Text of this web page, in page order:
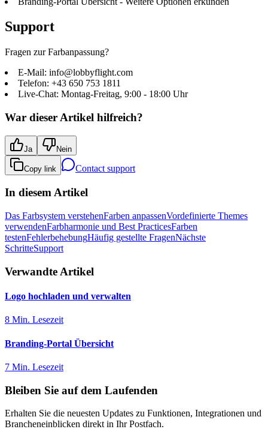
Support
Fragen zur Farbanpassung?
E-Mail: info@lobbyflight.com
Telefon: +43 650 753 1811
Live-Chat: Montag-Freitag, 9:00 - 18:00 Uhr
War dieser Artikel hilfreich?
Ja Nein
Copy link Contact support
In diesem Artikel
Das Farbsystem verstehenFarben anpassenVordefinierte Themes
verwendenFarbharmonie und Best PracticesFarben
testenFehlerbehebungHäufig gestellte FragenNächste
SchritteSupport
Verwandte Artikel
Logo hochladen und verwalten
8 Min. Lesezeit
Branding-Portal Übersicht
7 Min. Lesezeit
Bleiben Sie auf dem Laufenden
Erhalten Sie die neuesten Updates zu Funktionen, Integrationen und
Brancheneinblicken direkt in Ihr Postfach.